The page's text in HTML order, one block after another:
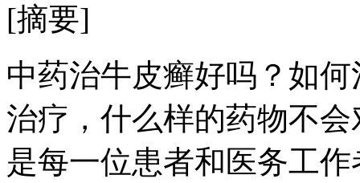
[摘要]
中药治牛皮癣好吗？如
治疗，什么样的药物不
是每一位患者和医务工